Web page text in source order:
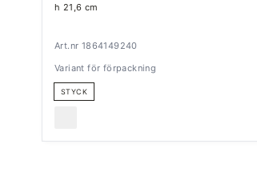
h 21,6 cm
Art.nr 1864149240
Variant för förpackning
STYCK